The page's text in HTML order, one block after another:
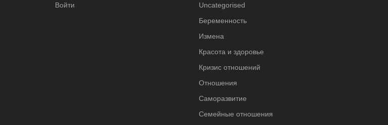
Войти
Uncategorised
Беременность
Измена
Красота и здоровье
Кризис отношений
Отношения
Саморазвитие
Семейные отношения